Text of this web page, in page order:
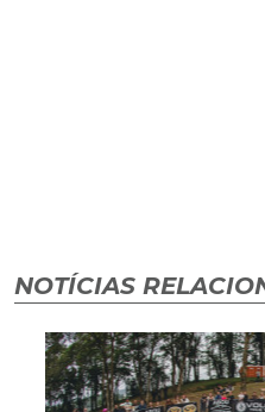
NOTÍCIAS